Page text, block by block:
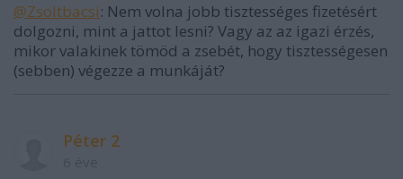
@Zsoltbacsi: Nem volna jobb tisztességes fizetésért
dolgozni, mint a jattot lesni? Vagy az az igazi érzés,
mikor valakinek tömöd a zsebét, hogy tisztességesen
(sebben) végezze a munkáját?
Péter 2